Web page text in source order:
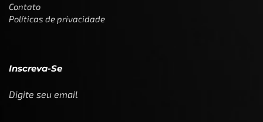
Contato
Políticas de privacidade
Inscreva-Se
Digite seu email